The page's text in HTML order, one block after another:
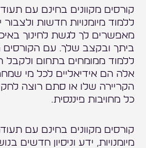
קורסים מקוונים בחינם עם
ללמוד מיומנויות חדשות
מאפשרים לך לגשת לחינוך
ביתך ובקצב שלך. עם הקורסים
ללמוד ממומחים בתחום ולקבל
אלה הם אידיאליים לכל מי
הקריירה שלו או סתם רוצה
כל מחויבות פיננסית.
קורסים מקוונים בחינם עם
מיומנויות, ידע וניסיון חדשים